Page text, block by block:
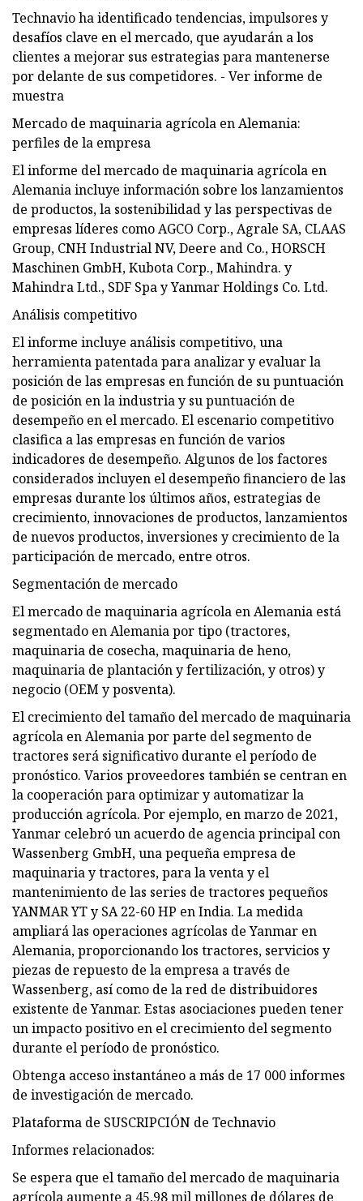
Technavio ha identificado tendencias, impulsores y
desafíos clave en el mercado, que ayudarán a los
clientes a mejorar sus estrategias para mantenerse
por delante de sus competidores. - Ver informe de
muestra
Mercado de maquinaria agrícola en Alemania:
perfiles de la empresa
El informe del mercado de maquinaria agrícola en
Alemania incluye información sobre los lanzamientos
de productos, la sostenibilidad y las perspectivas de
empresas líderes como AGCO Corp., Agrale SA, CLAAS
Group, CNH Industrial NV, Deere and Co., HORSCH
Maschinen GmbH, Kubota Corp., Mahindra. y
Mahindra Ltd., SDF Spa y Yanmar Holdings Co. Ltd.
Análisis competitivo
El informe incluye análisis competitivo, una
herramienta patentada para analizar y evaluar la
posición de las empresas en función de su puntuación
de posición en la industria y su puntuación de
desempeño en el mercado. El escenario competitivo
clasifica a las empresas en función de varios
indicadores de desempeño. Algunos de los factores
considerados incluyen el desempeño financiero de las
empresas durante los últimos años, estrategias de
crecimiento, innovaciones de productos, lanzamientos
de nuevos productos, inversiones y crecimiento de la
participación de mercado, entre otros.
Segmentación de mercado
El mercado de maquinaria agrícola en Alemania está
segmentado en Alemania por tipo (tractores,
maquinaria de cosecha, maquinaria de heno,
maquinaria de plantación y fertilización, y otros) y
negocio (OEM y posventa).
El crecimiento del tamaño del mercado de maquinaria
agrícola en Alemania por parte del segmento de
tractores será significativo durante el período de
pronóstico. Varios proveedores también se centran en
la cooperación para optimizar y automatizar la
producción agrícola. Por ejemplo, en marzo de 2021,
Yanmar celebró un acuerdo de agencia principal con
Wassenberg GmbH, una pequeña empresa de
maquinaria y tractores, para la venta y el
mantenimiento de las series de tractores pequeños
YANMAR YT y SA 22-60 HP en India. La medida
ampliará las operaciones agrícolas de Yanmar en
Alemania, proporcionando los tractores, servicios y
piezas de repuesto de la empresa a través de
Wassenberg, así como de la red de distribuidores
existente de Yanmar. Estas asociaciones pueden tener
un impacto positivo en el crecimiento del segmento
durante el período de pronóstico.
Obtenga acceso instantáneo a más de 17 000 informes
de investigación de mercado.
Plataforma de SUSCRIPCIÓN de Technavio
Informes relacionados:
Se espera que el tamaño del mercado de maquinaria
agrícola aumente a 45,98 mil millones de dólares de